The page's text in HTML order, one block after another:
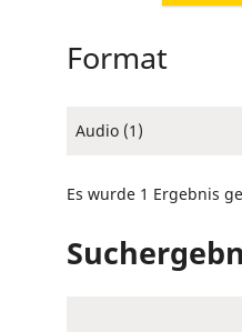
Format
Audio (1)
Es wurde 1 Ergebnis